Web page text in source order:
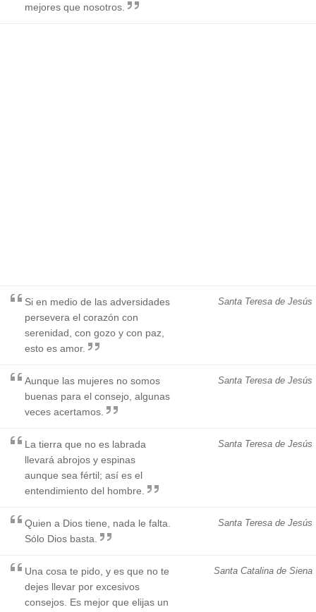
mejores que nosotros.
Santa Teresa de Jesús
Si en medio de las adversidades
persevera el corazón con
serenidad, con gozo y con paz,
esto es amor.
Santa Teresa de Jesús
Aunque las mujeres no somos
buenas para el consejo, algunas
veces acertamos.
Santa Teresa de Jesús
La tierra que no es labrada
llevará abrojos y espinas
aunque sea fértil; así es el
entendimiento del hombre.
Santa Teresa de Jesús
Quien a Dios tiene, nada le falta.
Sólo Dios basta.
Santa Catalina de Siena
Una cosa te pido, y es que no te
dejes llevar por excesivos
consejos. Es mejor que elijas un